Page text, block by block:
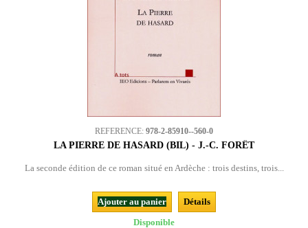
REFERENCE: 978-2-85910--560-0
LA PIERRE DE HASARD (BIL) - J.-C. FORÊT
La seconde édition de ce roman situé en Ardèche : trois destins, trois...
Ajouter au panier
Détails
Disponible